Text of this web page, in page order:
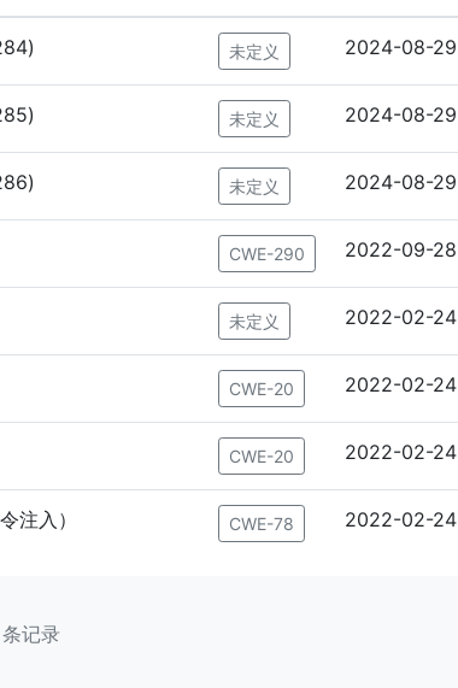
未定义 2024-08-29
未定义 2024-08-29
未定义 2024-08-29
CWE-290 2022-09-28
未定义 2022-02-24
CWE-20 2022-02-24
CWE-20 2022-02-24
注入） CWE-78 2022-02-24
记录